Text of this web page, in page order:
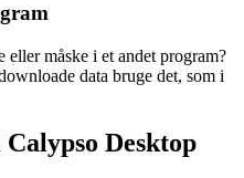
eller måske i et andet program?
data bruge det, som i
Desktop